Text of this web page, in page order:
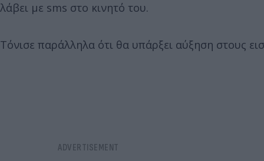
λάβει με sms στο κινητό του.
Τόνισε παράλληλα ότι θα υπάρξει αύξηση στους